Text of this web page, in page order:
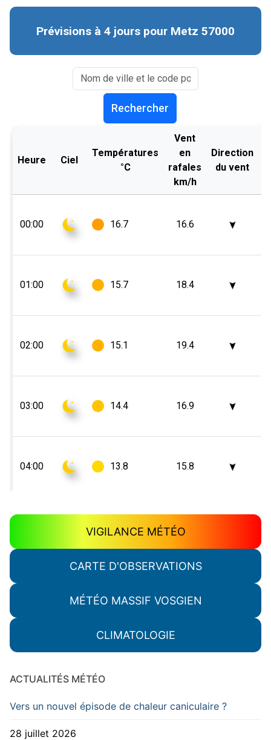
VIGILANCE MÉTÉO
CARTE D'OBSERVATIONS
MÉTÉO MASSIF VOSGIEN
CLIMATOLOGIE
ACTUALITÉS MÉTÉO
Vers un nouvel épisode de chaleur caniculaire ?
28 juillet 2026